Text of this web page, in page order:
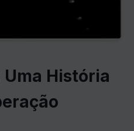
Uma História